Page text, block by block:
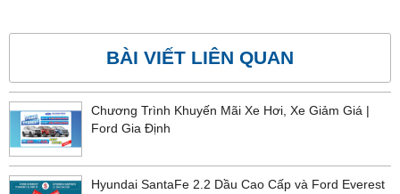
BÀI VIẾT LIÊN QUAN
Chương Trình Khuyến Mãi Xe Hơi, Xe Giảm Giá |
Ford Gia Định
Hyundai SantaFe 2.2 Dầu Cao Cấp và Ford Everest